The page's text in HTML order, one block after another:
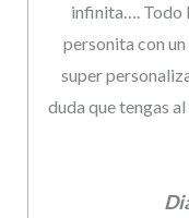
infinita…. Todo
personita con
super
duda que tengas